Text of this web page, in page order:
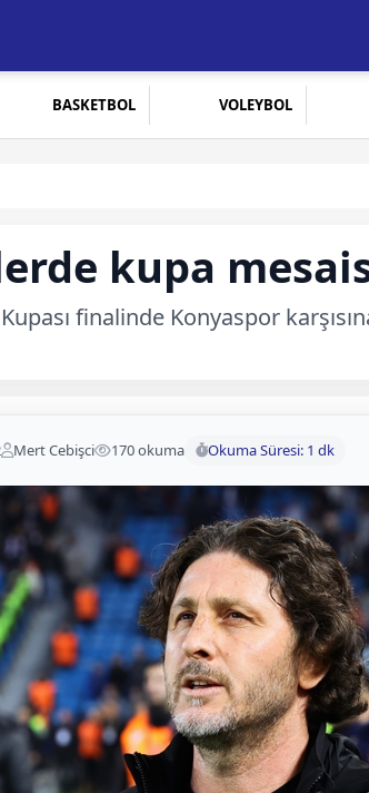
BASKETBOL VOLEYBOL
kupa
finalinde Konyaspor
Mert Cebişci 170 okuma Okuma Süresi: 1 dk